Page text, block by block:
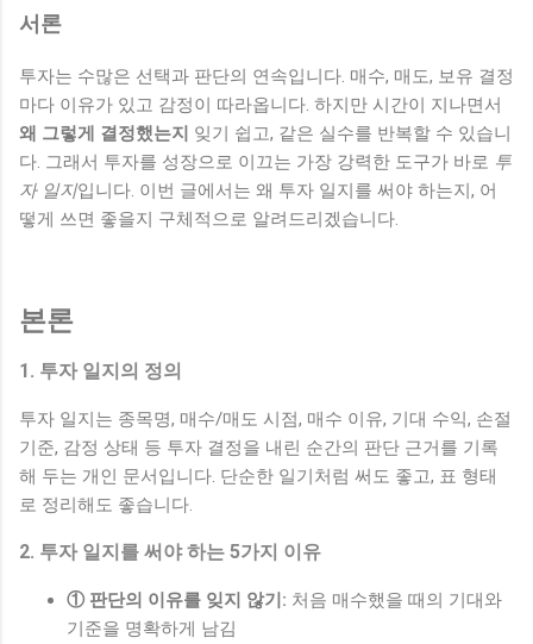
서론
투자는 수많은 선택과 판단의 연속입니다. 매수, 매도, 보유 결정
마다 이유가 있고 감정이 따라옵니다. 하지만 시간이 지나면서
왜 그렇게 결정했는지 잊기 쉽고, 같은 실수를 반복할 수 있습니
다. 그래서 투자를 성장으로 이끄는 가장 강력한 도구가 바로 투
자 일지입니다. 이번 글에서는 왜 투자 일지를 써야 하는지, 어
떻게 쓰면 좋을지 구체적으로 알려드리겠습니다.
본론
1. 투자 일지의 정의
투자 일지는 종목명, 매수/매도 시점, 매수 이유, 기대 수익, 손절
기준, 감정 상태 등 투자 결정을 내린 순간의 판단 근거를 기록
해 두는 개인 문서입니다. 단순한 일기처럼 써도 좋고, 표 형태
로 정리해도 좋습니다.
2. 투자 일지를 써야 하는 5가지 이유
① 판단의 이유를 잊지 않기: 처음 매수했을 때의 기대와
기준을 명확하게 남김